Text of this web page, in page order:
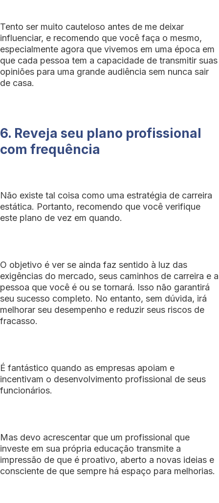
Tento ser muito cauteloso antes de me deixar
influenciar, e recomendo que você faça o mesmo,
especialmente agora que vivemos em uma época em
que cada pessoa tem a capacidade de transmitir suas
opiniões para uma grande audiência sem nunca sair
de casa.
6. Reveja seu plano profissional
com frequência
Não existe tal coisa como uma estratégia de carreira
estática. Portanto, recomendo que você verifique
este plano de vez em quando.
O objetivo é ver se ainda faz sentido à luz das
exigências do mercado, seus caminhos de carreira e a
pessoa que você é ou se tornará. Isso não garantirá
seu sucesso completo. No entanto, sem dúvida, irá
melhorar seu desempenho e reduzir seus riscos de
fracasso.
É fantástico quando as empresas apoiam e
incentivam o desenvolvimento profissional de seus
funcionários.
Mas devo acrescentar que um profissional que
investe em sua própria educação transmite a
impressão de que é proativo, aberto a novas ideias e
consciente de que sempre há espaço para melhorias.